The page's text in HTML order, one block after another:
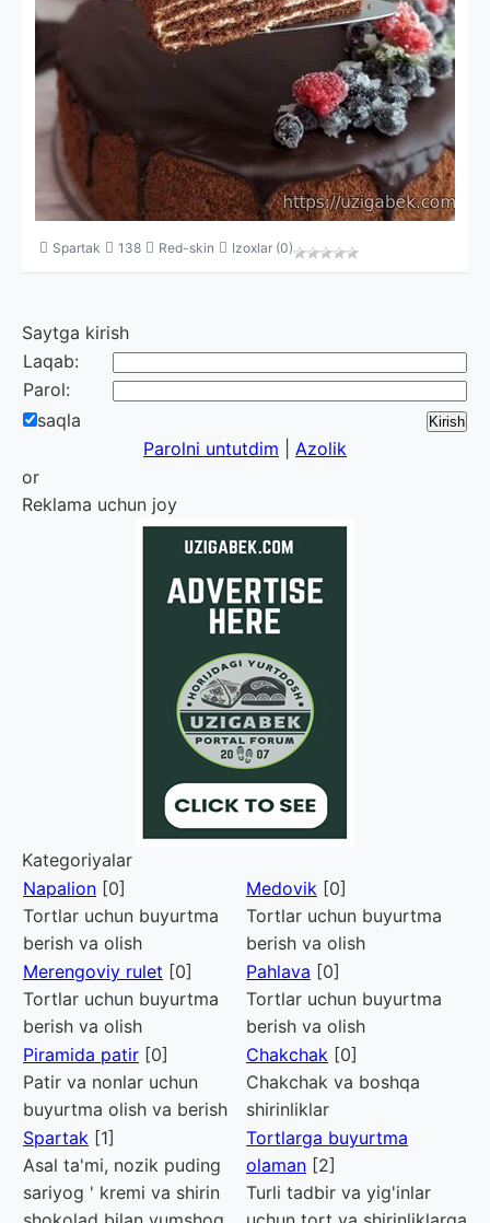
Spartak 138 Red-skin Izoxlar (0)
Saytga kirish
Laqab:
Parol:
saqla
Parolni untutdim
Azolik
or
Reklama uchun joy
Kategoriyalar
Napalion [0]
Tortlar uchun buyurtma
berish va olish
Medovik [0]
Tortlar uchun buyurtma
berish va olish
Merengoviy rulet [0]
Tortlar uchun buyurtma
berish va olish
Pahlava [0]
Tortlar uchun buyurtma
berish va olish
Piramida patir [0]
Patir va nonlar uchun
buyurtma olish va berish
Chakchak [0]
Chakchak va boshqa
shirinliklar
Spartak [1]
Asal ta'mi, nozik puding
sariyog ' kremi va shirin
Tortlarga buyurtma
olaman [2]
Turli tadbir va yig'inlar